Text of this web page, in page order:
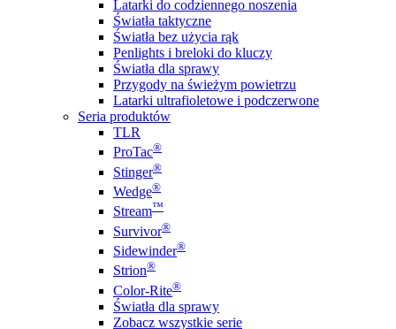
Latarki do codziennego noszenia
Światła taktyczne
Światła bez użycia rąk
Penlights i breloki do kluczy
Światła dla sprawy
Przygody na świeżym powietrzu
Latarki ultrafioletowe i podczerwone
Seria produktów
TLR
ProTac®
Stinger®
Wedge®
Stream™
Survivor®
Sidewinder®
Strion®
Color-Rite®
Światła dla sprawy
Zobacz wszystkie serie